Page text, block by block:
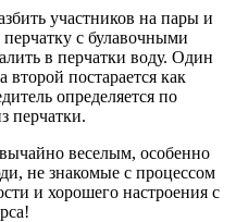
участников на пары и
с булавочными
в перчатки воду. Один
второй постарается как
определяется по
перчатки.
веселым, особенно
не знакомые с процессом
и хорошего настроения с